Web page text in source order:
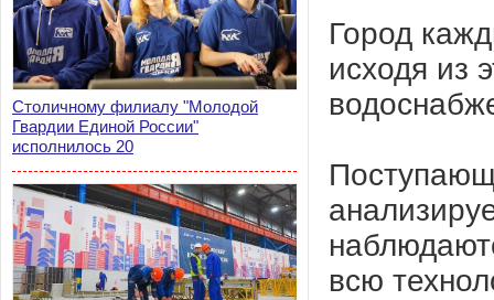
Столичному филиалу "Молодой
Гвардии Единой России"
исполнилось 20
Город
исходя из
всю